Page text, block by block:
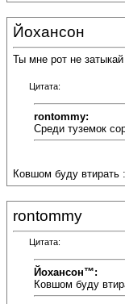
Йохансон
Ты мне рот не
Цитата:
rontommy:
Среди туземок
Ковшом буду втирать
rontommy
Цитата:
Йохансон™:
Ковшом буду